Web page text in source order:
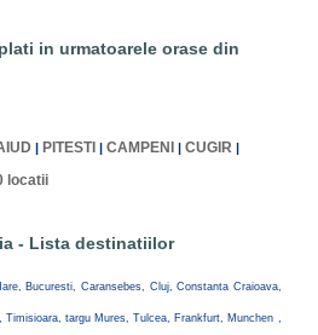
in urmatoarele orase din
PITESTI |CAMPENI |CUGIR
locatii
- Lista destinatiilor
Bucuresti, Caransebes, Cluj, Constanta Craioava,
Timisioara, targu Mures, Tulcea, Frankfurt, Munchen ,